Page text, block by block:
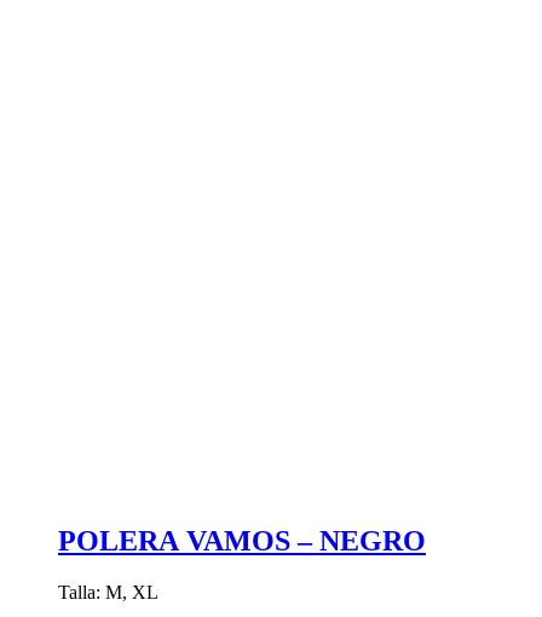
POLERA VAMOS – NEGRO
Talla: M, XL